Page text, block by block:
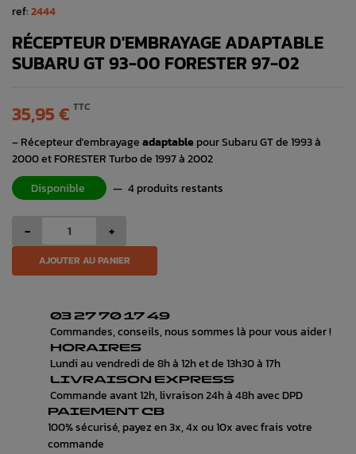
ref:2444
RÉCEPTEUR D'EMBRAYAGE ADAPTABLE
SUBARU GT 93-00 FORESTER 97-02
35,95 € TTC
– Récepteur d'embrayageadaptablepour Subaru GT de 1993 à
2000 et FORESTER Turbo de 1997 à 2002
Disponible
— 4 produits restants
- +
AJOUTER AU PANIER
03 27 70 17 49
Commandes, conseils, nous sommes là pour vous aider !
HORAIRES
Lundi au vendredi de 8h à 12h et de 13h30 à 17h
LIVRAISON EXPRESS
Commande avant 12h, livraison 24h à 48h avec DPD
PAIEMENT CB
100% sécurisé, payez en 3x, 4x ou 10x avec frais votre
commande